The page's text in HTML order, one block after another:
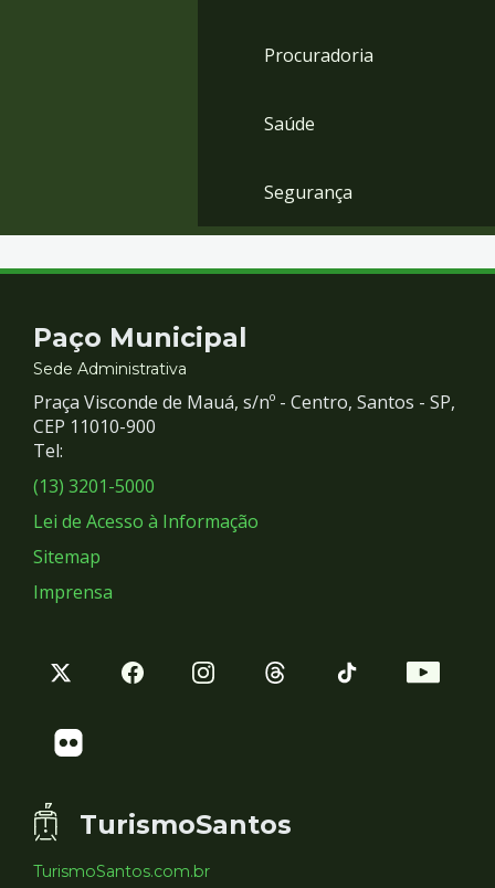
Procuradoria
Saúde
Segurança
Contato
e
Redes
Sociais
Paço Municipal
Sede Administrativa
Praça Visconde de Mauá, s/nº - Centro, Santos - SP,
CEP 11010-900
Tel:
(13) 3201-5000
Lei de Acesso à Informação
Sitemap
Imprensa
TurismoSantos
TurismoSantos.com.br